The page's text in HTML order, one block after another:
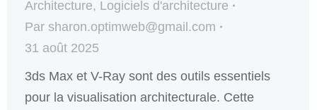
Architecture, Logiciels d'architecture
Par sharon.optimweb@gmail.com
31 août 2025
3ds Max et V-Ray sont des outils essentiels
pour la visualisation architecturale. Cette